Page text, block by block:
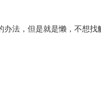
办法，但是就是懒，不想找